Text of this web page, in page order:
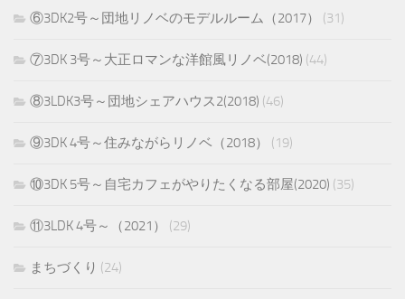
⑥3DK2号～団地リノベのモデルルーム（2017） (31)
⑦3DK 3号～大正ロマンな洋館風リノベ(2018) (44)
⑧3LDK3号～団地シェアハウス2(2018) (46)
⑨3DK 4号～住みながらリノベ（2018） (19)
⑩3DK 5号～自宅カフェがやりたくなる部屋(2020) (35)
⑪3LDK 4号～（2021） (29)
まちづくり (24)